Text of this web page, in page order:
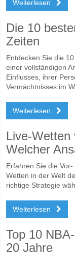
Weiterlesen
Die 10
Zeiten
Entdecken Sie die
einer vollständigen
Einflusses, ihrer
Vermächtnisses im
Weiterlesen
Live-
Welcher
Erfahren Sie die
Wetten in der Welt
richtige Strategie
Weiterlesen
Top 10
20 Jahre